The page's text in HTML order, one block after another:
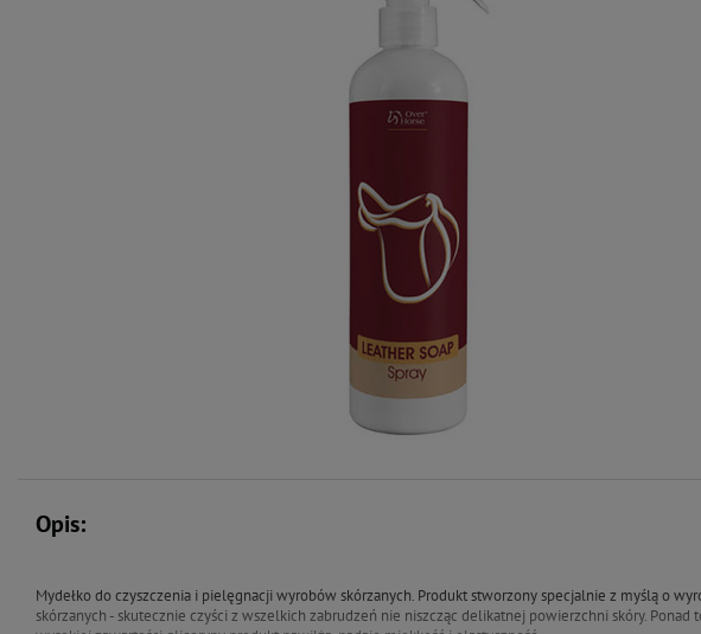
Opis:
Mydełko do czyszczenia i pielęgnacji wyrobów skórzanych. Produkt stworzony specjalnie z myślą o
skórzanych - skutecznie czyści z wszelkich zabrudzeń nie niszcząc delikatnej powierzchni skóry. Ponad